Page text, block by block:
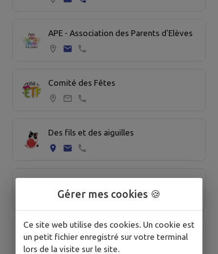
APE - Association des Parents d'Elèves
Comité des Fêtes
Des fils et des aiguilles
Gym volontaire
Gérer mes cookies 🍪
Ce site web utilise des cookies. Un cookie est
un petit fichier enregistré sur votre terminal
lors de la visite sur le site.